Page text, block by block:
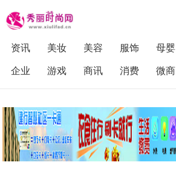
资讯 美妆 美容 服饰 母婴
企业
游戏 商讯 消费 微商